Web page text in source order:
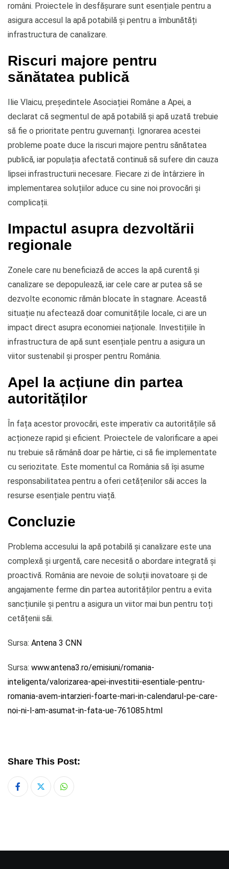
români. Proiectele în desfășurare sunt esențiale pentru a
asigura accesul la apă potabilă și pentru a îmbunătăți
infrastructura de canalizare.
Riscuri majore pentru
sănătatea publică
Ilie Vlaicu, președintele Asociației Române a Apei, a
declarat că segmentul de apă potabilă și apă uzată trebuie
să fie o prioritate pentru guvernanți. Ignorarea acestei
probleme poate duce la riscuri majore pentru sănătatea
publică, iar populația afectată continuă să sufere din cauza
lipsei infrastructurii necesare. Fiecare zi de întârziere în
implementarea soluțiilor aduce cu sine noi provocări și
complicații.
Impactul asupra dezvoltării
regionale
Zonele care nu beneficiază de acces la apă curentă și
canalizare se depopulează, iar cele care ar putea să se
dezvolte economic rămân blocate în stagnare. Această
situație nu afectează doar comunitățile locale, ci are un
impact direct asupra economiei naționale. Investițiile în
infrastructura de apă sunt esențiale pentru a asigura un
viitor sustenabil și prosper pentru România.
Apel la acțiune din partea
autorităților
În fața acestor provocări, este imperativ ca autoritățile să
acționeze rapid și eficient. Proiectele de valorificare a apei
nu trebuie să rămână doar pe hârtie, ci să fie implementate
cu seriozitate. Este momentul ca România să își asume
responsabilitatea pentru a oferi cetățenilor săi acces la
resurse esențiale pentru viață.
Concluzie
Problema accesului la apă potabilă și canalizare este una
complexă și urgentă, care necesită o abordare integrată și
proactivă. România are nevoie de soluții inovatoare și de
angajamente ferme din partea autorităților pentru a evita
sancțiunile și pentru a asigura un viitor mai bun pentru toți
cetățenii săi.
Sursa: Antena 3 CNN
Sursa: www.antena3.ro/emisiuni/romania-
inteligenta/valorizarea-apei-investitii-esentiale-pentru-
romania-avem-intarzieri-foarte-mari-in-calendarul-pe-care-
noi-ni-l-am-asumat-in-fata-ue-761085.html
Share This Post:
Whatsapp